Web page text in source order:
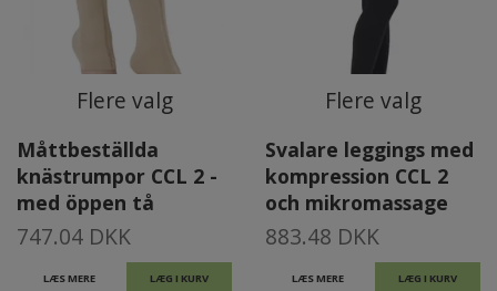
Flere valg
Måttbeställda
knästrumpor CCL 2 -
med öppen tå
747.04 DKK
LÆS MERE LÆG I KURV
Flere valg
Svalare leggings med
kompression CCL 2
och mikromassage
883.48 DKK
LÆS MERE LÆG I KURV